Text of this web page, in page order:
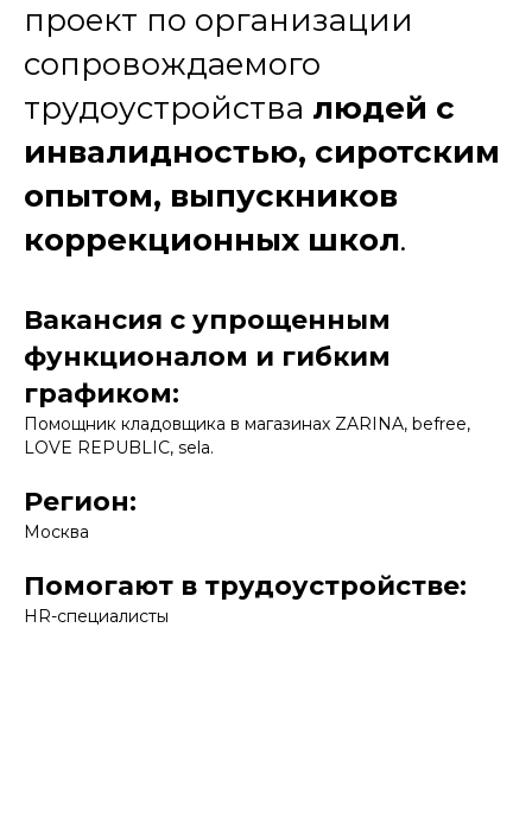
проект по организации
сопровождаемого
трудоустройства людей с
инвалидностью, сиротским
опытом, выпускников
коррекционных школ.
Вакансия с упрощенным
функционалом и гибким
графиком:
Помощник кладовщика в магазинах ZARINA, befree,
LOVE REPUBLIC, sela.
Регион:
Москва
Помогают в трудоустройстве:
HR-специалисты